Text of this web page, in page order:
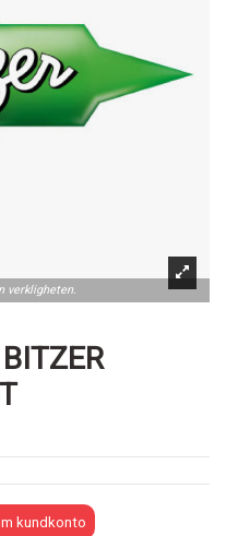
verkligheten.
kundkonto